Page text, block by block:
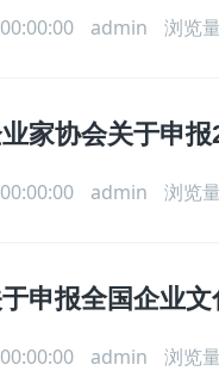
admin 浏览
家协会关于申
admin 浏览
申报全国企业
admin 浏览